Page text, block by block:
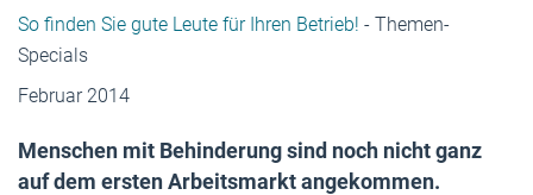
So finden Sie gute Leute für Ihren Betrieb! - Themen-
Specials
Februar 2014
Menschen mit Behinderung sind noch nicht ganz
auf dem ersten Arbeitsmarkt angekommen.